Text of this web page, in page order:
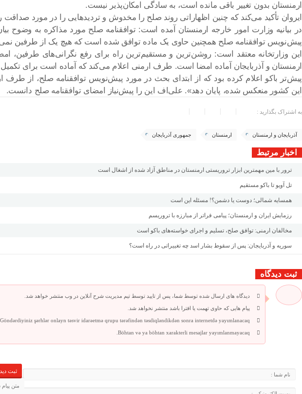
ارمنستان بدون تغییر باقی مانده است، به سادگی امکان‌پذیر نیست.
ایروان تأکید می‌کند که چنین اظهاراتی روند صلح را مخدوش و تردیدهایی را در مورد صداقت
در بیانیه وزارت امور خارجه ارمنستان آمده است: توافقنامه صلح مورد مذاکره به
پیش‌نویس توافقنامه صلح همچنین حاوی یک ماده توافق شده است که هیچ یک از طرفین
این وزارتخانه معتقد است: روشن‌ترین و مستقیم‌ترین راه برای رفع نگرانی‌های طرفین،
ارمنستان و آذربایجان آماده امضا است. طرف ارمنی اعلام می‌کند که آماده است برای
پیش‌تر باکو اعلام کرده بود که از ابتدای بحث در مورد پیش‌نویس توافقنامه صلح، از
این کشور منعکس شده، پایان دهد». علی‌اف این را پیش‌نیاز امضای توافقنامه صلح دانست.
به اشتراک بگذارید :
آذربایجان و ارمنستان ارمنستان جمهوری آذربایجان
اخبار مرتبط
ترور با مین مهمترین ابزار تروریستی ارمنستان در مناطق آزاد شده از اشغال است
تل آویو تا باکو مستقیم
همسایه شمالی؛ دوست یا دشمن؟! مسئله این است
رزمایش ایران و ارمنستان؛ پیامی فراتر از مبارزه با تروریسم
مخالفان ارمنی: توافق صلح، تسلیم و اجرای خواسته‌های باکو است
سوریه و آذربایجان: پس از سقوط بشار اسد چه تغییراتی در راه است؟
ثبت دیدگاه
دیدگاه های ارسال شده توسط شما، پس از تایید توسط تیم مدیریت شرح آنلاین در وب منتشر خواهد شد.
پیام هایی که حاوی تهمت یا افترا باشد منتشر نخواهد شد.
Göndərdiyiniz şərhlər onlayn təsvir idarəetmə qrupu tərəfindən təsdiqləndikdən sonra internetdə yayımlanacaq.
Böhtan və ya böhtan xarakterli mesajlar yayımlanmayacaq.